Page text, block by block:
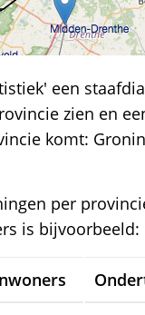
een
zien en
komt:
per
is bijvoorbeeld: